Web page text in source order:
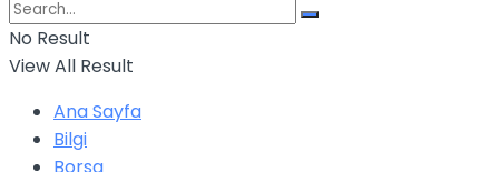
No Result
View All Result
Ana Sayfa
Bilgi